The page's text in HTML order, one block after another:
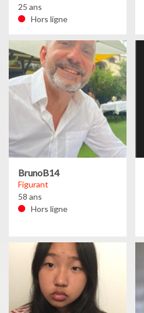
25 ans
Hors ligne
BrunoB14
Figurant
58 ans
Hors ligne